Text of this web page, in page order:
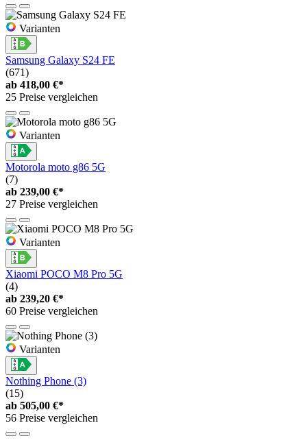
Varianten
Samsung Galaxy S24 FE
(671)
ab 418,00 €*
25 Preise vergleichen
Varianten
Motorola moto g86 5G
(7)
ab 239,00 €*
27 Preise vergleichen
Varianten
Xiaomi POCO M8 Pro 5G
(4)
ab 239,20 €*
60 Preise vergleichen
Varianten
Nothing Phone (3)
(15)
ab 505,00 €*
56 Preise vergleichen